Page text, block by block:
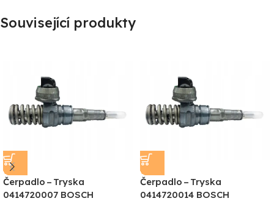
Související produkty
Čerpadlo – Tryska
0414720007 BOSCH
Čerpadlo – Tryska
0414720014 BOSCH